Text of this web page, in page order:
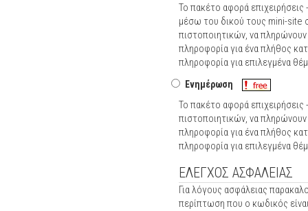
Το πακέτο αφορά
μέσω του δικού τους mini-site
πιστοποιητικών, να
πληροφορία για ένα πλήθος
πληροφορία για επιλεγμένα
Ενημέρωση
Το πακέτο αφορά
πιστοποιητικών, να
πληροφορία για ένα πλήθος
πληροφορία για επιλεγμένα
ΕΛΕΓΧΟΣ ΑΣΦΑΛΕΙΑΣ
Για λόγους ασφάλειας
περίπτωση που ο κωδικός